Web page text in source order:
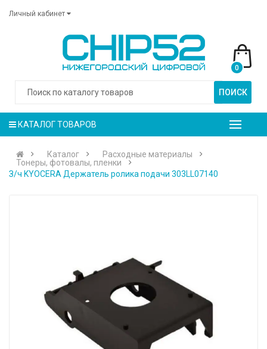
Личный кабинет
ПОИСК
0
КАТАЛОГ ТОВАРОВ
Каталог
Расходные материалы
Тонеры, фотовалы, пленки
З/ч KYOCERA Держатель ролика подачи 303LL07140